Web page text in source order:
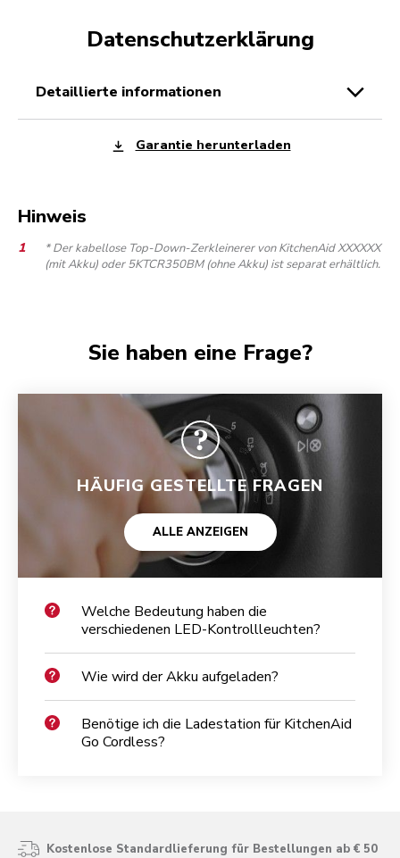
Datenschutzerklärung
detaillierte informationen
Garantie herunterladen
Hinweis
* Der kabellose Top-Down-Zerkleinerer von KitchenAid XXXXXX
(mit Akku) oder 5KTCR350BM (ohne Akku) ist separat erhältlich.
Sie haben eine Frage?
HÄUFIG GESTELLTE FRAGEN
ALLE ANZEIGEN
Welche Bedeutung haben die
verschiedenen LED-Kontrollleuchten?
Wie wird der Akku aufgeladen?
Benötige ich die Ladestation für KitchenAid
Go Cordless?
Kostenlose Standardlieferung für Bestellungen ab € 50